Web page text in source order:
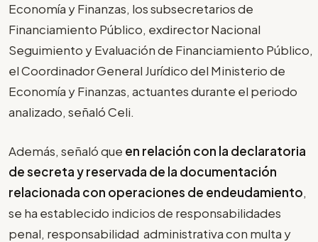
Economía y Finanzas, los subsecretarios de
Financiamiento Público, exdirector Nacional
Seguimiento y Evaluación de Financiamiento Público,
el Coordinador General Jurídico del Ministerio de
Economía y Finanzas, actuantes durante el periodo
analizado, señaló Celi.
Además, señaló que en relación con la declaratoria
de secreta y reservada de la documentación
relacionada con operaciones de endeudamiento,
se ha establecido indicios de responsabilidades
penal, responsabilidad administrativa con multa y